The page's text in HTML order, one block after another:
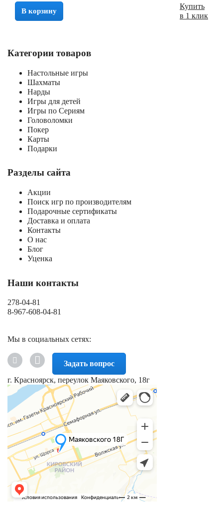
В корзину
Купить
в 1 клик
Категории товаров
Настольные игры
Шахматы
Нарды
Игры для детей
Игры по Сериям
Головоломки
Покер
Карты
Подарки
Разделы сайта
Акции
Поиск игр по производителям
Подарочные сертификаты
Доставка и оплата
Контакты
О нас
Блог
Уценка
Наши контакты
278-04-81
8-967-608-04-81
Мы в социальных сетях:
Задать вопрос
г. Красноярск, переулок Маяковского, 18г